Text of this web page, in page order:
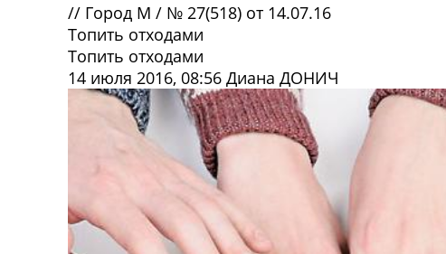
// Город М / № 27(518) от 14.07.16
Топить отходами
Топить отходами
14 июля 2016, 08:56 Диана ДОНИЧ